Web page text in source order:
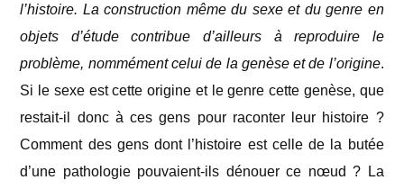
l’histoire. La construction même du sexe et du genre en
objets d’étude contribue d’ailleurs à reproduire le
problème, nommément celui de la genèse et de l’origine.
Si le sexe est cette origine et le genre cette genèse, que
restait-il donc à ces gens pour raconter leur histoire ?
Comment des gens dont l’histoire est celle de la butée
d’une pathologie pouvaient-ils dénouer ce nœud ? La